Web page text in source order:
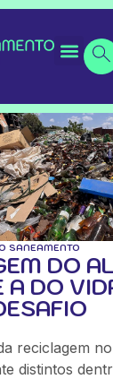
SANEAMENTO
DO
A DO
reciclagem
distintos